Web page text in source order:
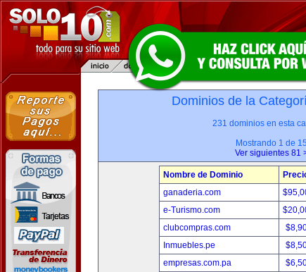
Dominios de la
231 dominios en esta
Mostrando 1 de
Ver siguientes 81
Nombre de Dominio
ganaderia.com
e-Turismo.com
clubcompras.com
Inmuebles.pe
empresas.com.pa